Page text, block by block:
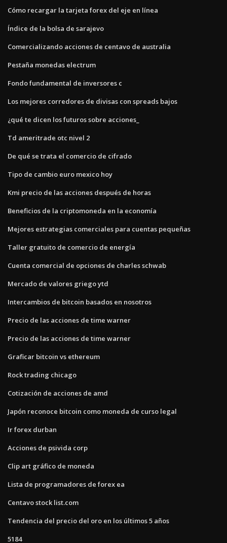
Cómo recargar la tarjeta forex del eje en línea
Índice de la bolsa de sarajevo
Comercializando acciones de centavo de australia
Pestaña monedas electrum
Fondo fundamental de inversores c
Los mejores corredores de divisas con spreads bajos
¿qué te dicen los futuros sobre acciones_
Td ameritrade otc nivel 2
De qué se trata el comercio de cifrado
Tipo de cambio euro mexico hoy
Kmi precio de las acciones después de horas
Beneficios de la criptomoneda en la economía
Mejores estrategias comerciales para cuentas pequeñas
Taller gratuito de comercio de energía
Cuenta comercial de opciones de charles schwab
Mercado de valores griego ytd
Intercambios de bitcoin basados ​​en nosotros
Precio de las acciones de time warner
Precio de las acciones de time warner
Graficar bitcoin vs ethereum
Rock trading chicago
Cotización de acciones de amd
Japón reconoce bitcoin como moneda de curso legal
Ir forex durban
Acciones de psivida corp
Clip art gráfico de moneda
Lista de programadores de forex ea
Centavo stock list.com
Tendencia del precio del oro en los últimos 5 años
5184